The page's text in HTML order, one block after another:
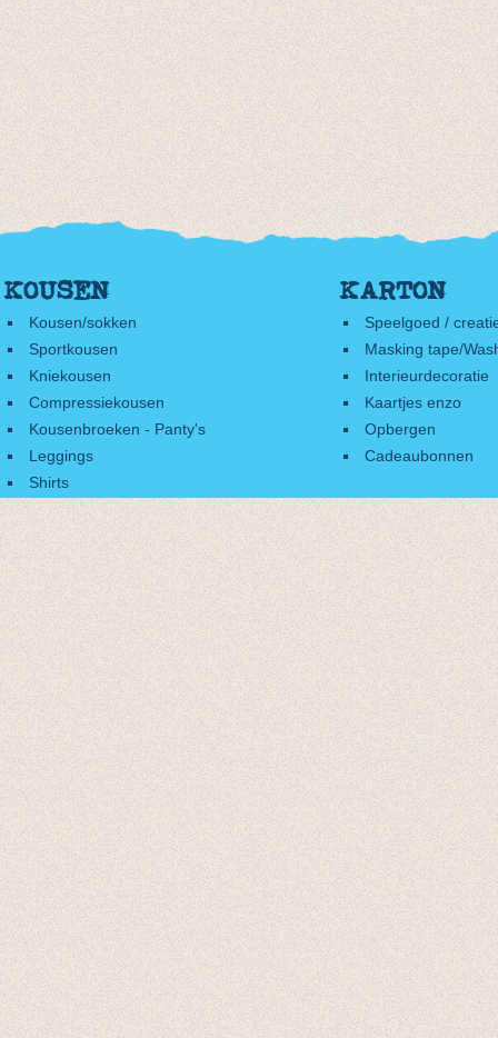
KOUSEN
Kousen/sokken
Sportkousen
Kniekousen
Compressiekousen
Kousenbroeken - Panty's
Leggings
Shirts
KARTON
Speelgoed /
Masking tape/
Interieurdecoratie
Kaartjes enzo
Opbergen
Cadeaubonnen